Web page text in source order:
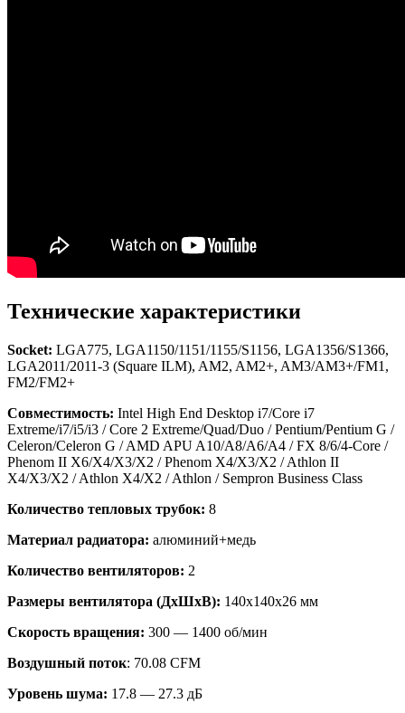
Технические характеристики
Socket: LGA775, LGA1150/1151/1155/S1156, LGA1356/S1366,
LGA2011/2011-3 (Square ILM), AM2, AM2+, AM3/AM3+/FM1,
FM2/FM2+
Совместимость: Intel High End Desktop i7/Core i7
Extreme/i7/i5/i3 / Core 2 Extreme/Quad/Duo / Pentium/Pentium G /
Celeron/Celeron G / AMD APU A10/A8/A6/A4 / FX 8/6/4-Core /
Phenom II X6/X4/X3/X2 / Phenom X4/X3/X2 / Athlon II
X4/X3/X2 / Athlon X4/X2 / Athlon / Sempron Business Class
Количество тепловых трубок: 8
Материал радиатора: алюминий+медь
Количество вентиляторов: 2
Размеры вентилятора (ДхШхВ): 140x140x26 мм
Скорость вращения: 300 — 1400 об/мин
Воздушный поток: 70.08 CFM
Уровень шума: 17.8 — 27.3 дБ